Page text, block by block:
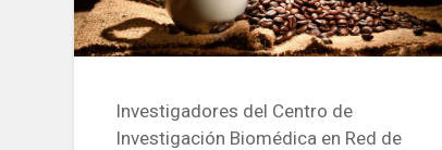
Investigadores del Centro de
Investigación Biomédica en Red de